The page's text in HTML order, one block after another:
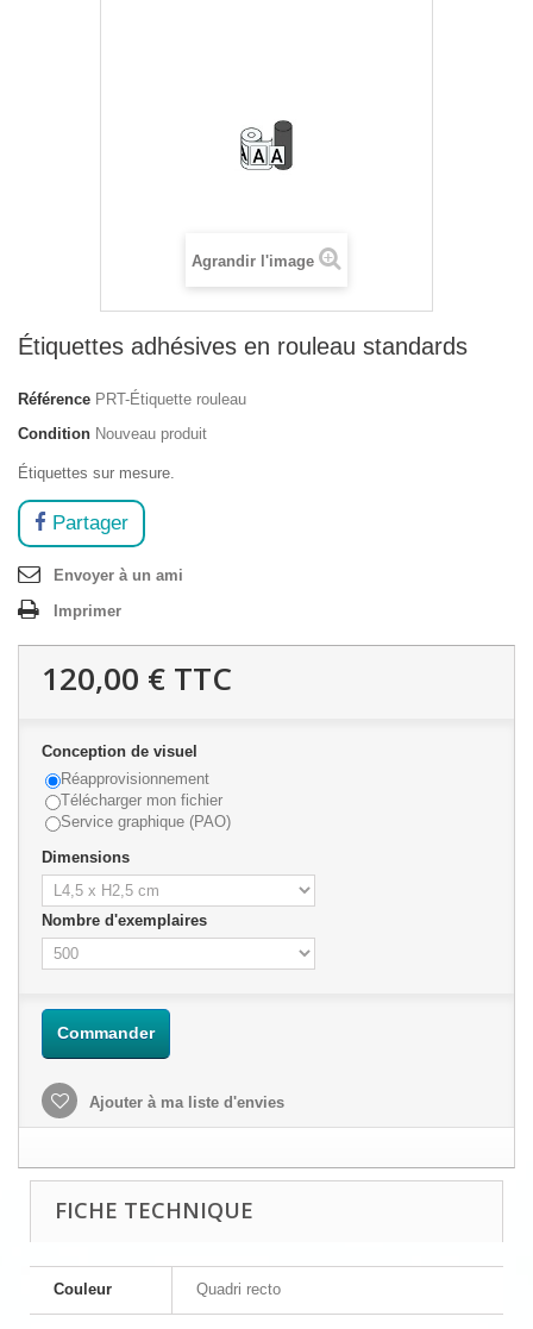
Agrandir l'image
Étiquettes adhésives en rouleau standards
Référence PRT-Étiquette rouleau
Condition Nouveau produit
Étiquettes sur mesure.
Partager
Envoyer à un ami
Imprimer
120,00 € TTC
Conception de visuel
Réapprovisionnement
Télécharger mon fichier
Service graphique (PAO)
Dimensions
Nombre d'exemplaires
Commander
Ajouter à ma liste d'envies
FICHE TECHNIQUE
Couleur Quadri recto